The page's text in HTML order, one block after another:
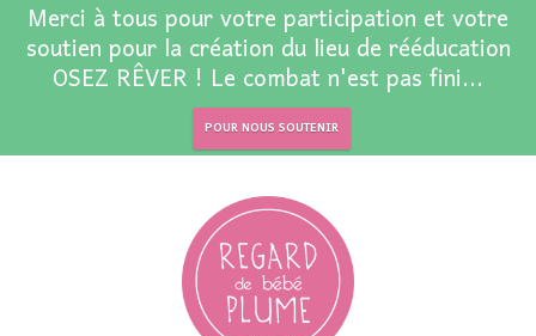
Merci à tous pour votre participation et votre
soutien pour la création du lieu de rééducation
OSEZ RÊVER ! Le combat n'est pas fini...
POUR NOUS SOUTENIR